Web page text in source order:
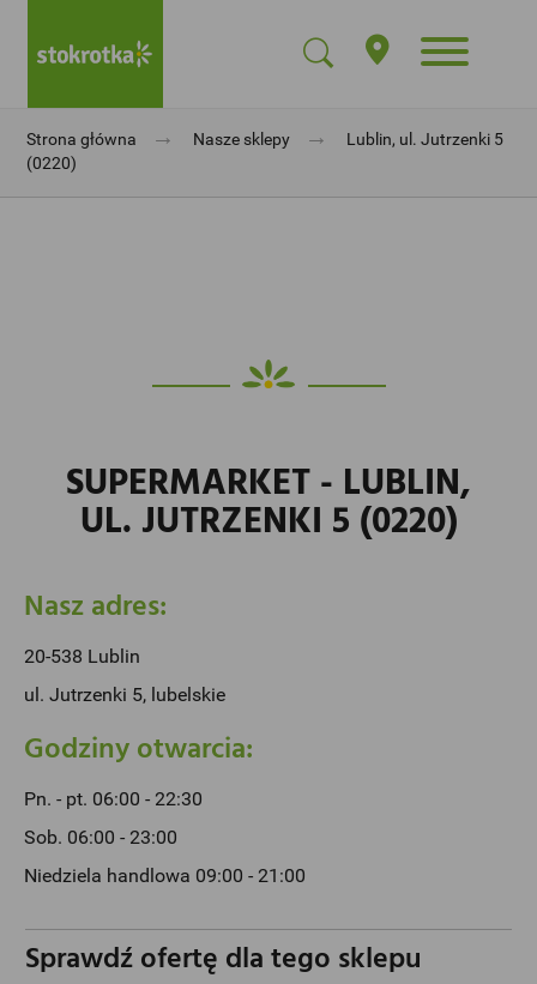
Strona główna → Nasze sklepy →
Lublin, ul. Jutrzenki 5
(0220)
SUPERMARKET - LUBLIN,
UL. JUTRZENKI 5 (0220)
Nasz adres:
20-538 Lublin
ul. Jutrzenki 5, lubelskie
Godziny otwarcia:
Pn. - pt. 06:00 - 22:30
Sob. 06:00 - 23:00
Niedziela handlowa 09:00 - 21:00
Sprawdź ofertę dla tego sklepu